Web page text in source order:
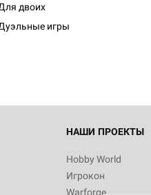
двоих
игры
НАШИ ПРОЕКТЫ
Hobby World
Игрокон
Warforge